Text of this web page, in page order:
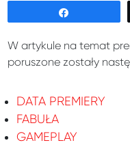
W artykule na temat
poruszone zostały
DATA PREMIERY
FABUŁA
GAMEPLAY